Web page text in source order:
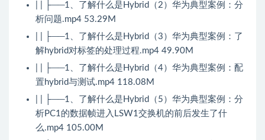
| | ├──1、了解什么是Hybrid（2）华为典型案例：分
析问题.mp4 53.29M
| | ├──1、了解什么是Hybrid（3）华为典型案例：了
解hybrid对标签的处理过程.mp4 49.90M
| | ├──1、了解什么是Hybrid（4）华为典型案例：配
置hybrid与测试.mp4 118.08M
| | ├──1、了解什么是Hybrid（5）华为典型案例：分
析PC1的数据帧进入LSW1交换机的前后发生了什
么.mp4 105.00M